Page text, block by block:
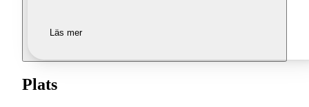
Läs mer
Plats